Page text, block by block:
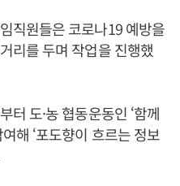
직원들은 코로나19 예방을
리를 두며 작업을 진행했
터 도·농 협동운동인 ‘함께
해 ‘포도향이 흐르는 정보